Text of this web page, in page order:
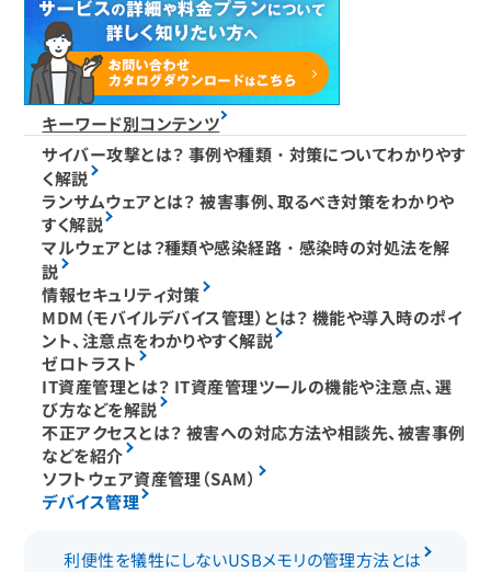
キーワード別コンテンツ
サイバー攻撃とは？ 事例や種類・対策についてわかりやす
く解説
ランサムウェアとは？ 被害事例、取るべき対策をわかりや
すく解説
マルウェアとは？種類や感染経路・感染時の対処法を解
説
情報セキュリティ対策
MDM（モバイルデバイス管理）とは？ 機能や導入時のポイ
ント、注意点をわかりやすく解説
ゼロトラスト
IT資産管理とは？ IT資産管理ツールの機能や注意点、選
び方などを解説
不正アクセスとは？ 被害への対応方法や相談先、被害事例
などを紹介
ソフトウェア資産管理（SAM）
デバイス管理
利便性を犠牲にしないUSBメモリの管理方法とは